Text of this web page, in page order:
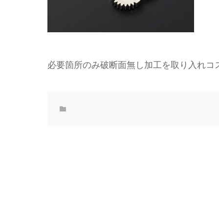
必要箇所のみ破断面無し加工を取り入れコ